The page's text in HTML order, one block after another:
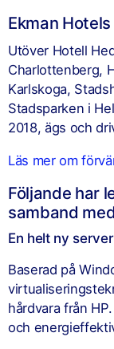
Ekman Hotels
Utöver Hotell
Charlottenberg,
Karlskoga,
Stadsparken i
2018, ägs och
Läs mer om
Följande har
samband
En helt ny
Baserad på
hårdvara från
och